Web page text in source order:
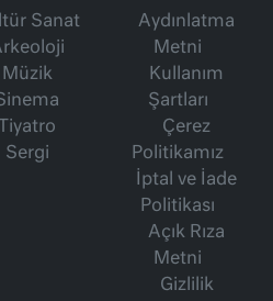
Sanat
Müzik
Tiyatro
Sergi
Aydınlatma
Metni
Kullanım
Şartları
Çerez
Politikamız
İptal ve İade
Politikası
Açık Rıza
Metni
Gizlilik